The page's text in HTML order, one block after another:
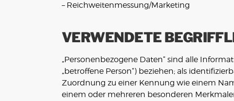
– Reichweitenmessung/Marketing
VERWENDETE
„Personenbezogene Daten“ sind alle
„betroffene Person“) beziehen; als
Zuordnung zu einer Kennung wie einem
einem oder mehreren besonderen